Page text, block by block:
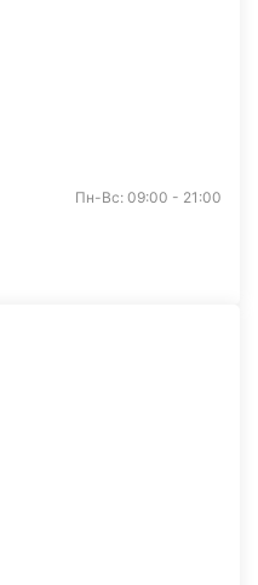
Пн-Вс: 09:00 - 21:00